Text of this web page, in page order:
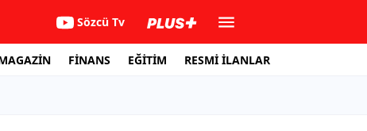
Sözcü Tv
FİNANS EĞİTİM RESMİ İLANLAR